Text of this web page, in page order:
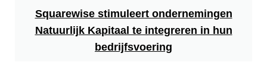
Squarewise stimuleert ondernemingen
Natuurlijk Kapitaal te integreren in hun
bedrijfsvoering